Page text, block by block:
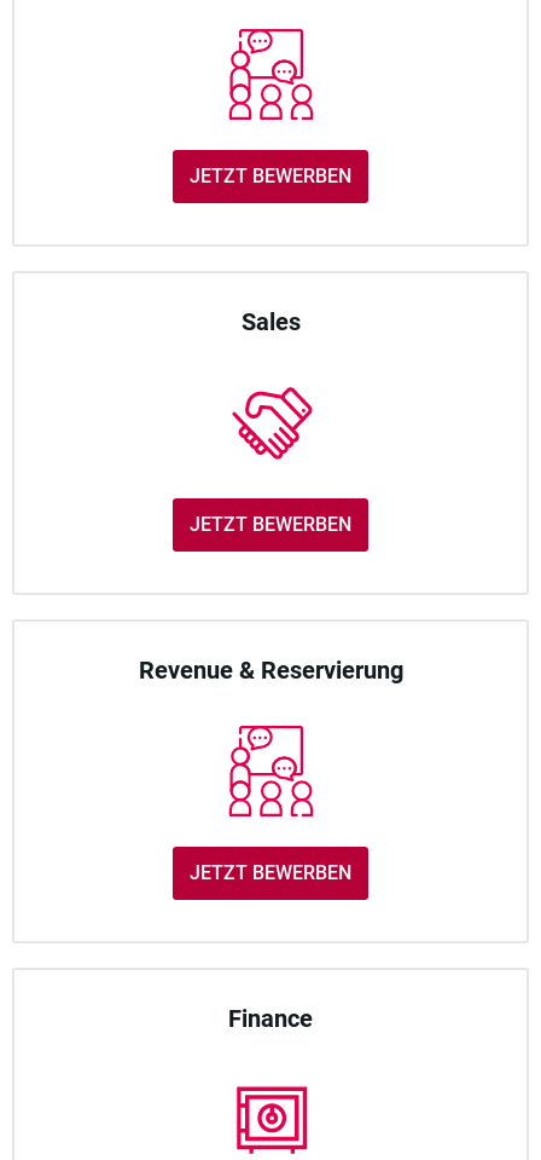
JETZT BEWERBEN
Sales
JETZT BEWERBEN
Revenue & Reservierung
JETZT BEWERBEN
Finance